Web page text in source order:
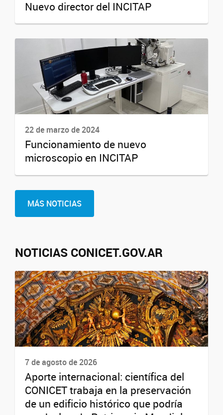
Nuevo director del INCITAP
22 de marzo de 2024
Funcionamiento de nuevo
microscopio en INCITAP
MÁS NOTICIAS
NOTICIAS CONICET.GOV.AR
7 de agosto de 2026
Aporte internacional: científica del
CONICET trabaja en la preservación
de un edificio histórico que podría